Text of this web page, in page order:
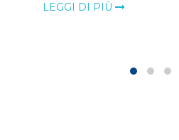
LEGGI DI PIÙ